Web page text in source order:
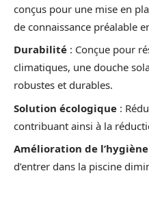
conçus pour une mise en
de connaissance préalable
Durabilité : Conçue pour
climatiques, une douche
robustes et durables.
Solution écologique :
contribuant ainsi à la
Amélioration de l’hygiène
d’entrer dans la piscine